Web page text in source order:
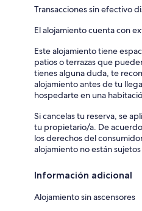
Transacciones sin efectivo
El alojamiento cuenta con
Este alojamiento tiene
patios o terrazas que
tienes alguna duda, te
alojamiento antes de tu
hospedarte en una
Si cancelas tu reserva, se
tu propietario/a. De
los derechos del
alojamiento no están
Información adicional
Alojamiento sin ascensores